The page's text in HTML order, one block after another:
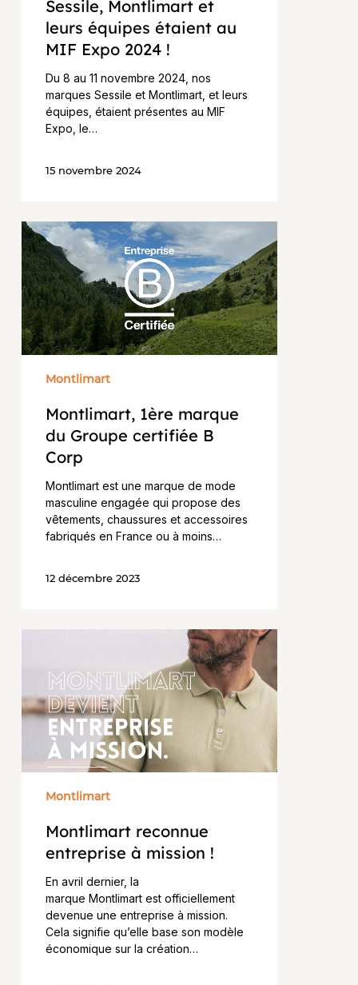
Sessile, Montlimart et
leurs équipes étaient au
MIF Expo 2024 !
Du 8 au 11 novembre 2024, nos
marques Sessile et Montlimart, et leurs
équipes, étaient présentes au MIF
Expo, le…
15 novembre 2024
Montlimart,
1ère
marque
du
Groupe
certifiée
B
Corp
Montlimart
Montlimart, 1ère marque
du Groupe certifiée B
Corp
Montlimart est une marque de mode
masculine engagée qui propose des
vêtements, chaussures et accessoires
fabriqués en France ou à moins…
12 décembre 2023
entreprise
mission
!​
Montlimart
Montlimart reconnue
entreprise à mission !​
En avril dernier, la
marque Montlimart est officiellement
devenue une entreprise à mission.
Cela signifie qu’elle base son modèle
économique sur la création…